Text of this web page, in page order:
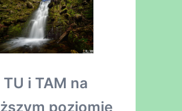
TU i TAM na
poziomie